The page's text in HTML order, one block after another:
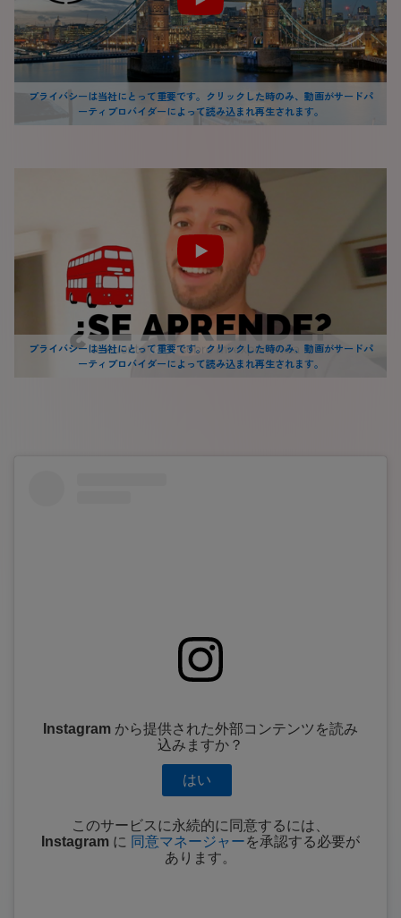
プライバシーは当社にとって重要です。クリックした時のみ、動画がサードパ
ーティプロバイダーによって読み込まれ再生されます。
プライバシーは当社にとって重要です。クリックした時のみ、動画がサードパ
ーティプロバイダーによって読み込まれ再生されます。
Instagram から提供された外部コンテンツを読み
込みますか？
はい
このサービスに永続的に同意するには、
Instagram に 同意マネージャーを承認する必要が
あります。